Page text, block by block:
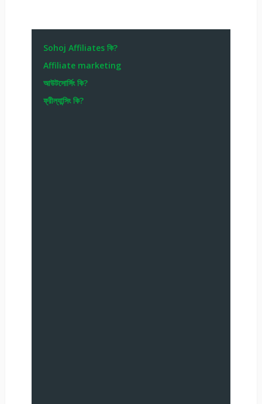
Sohoj Affiliates কি?
Affiliate marketing
আউটসোর্সিং কি?
ফ্রীল্যান্সিং কি?